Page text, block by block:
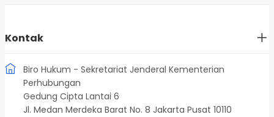
Kontak
Biro Hukum - Sekretariat Jenderal Kementerian
Perhubungan
Gedung Cipta Lantai 6
Jl. Medan Merdeka Barat No. 8 Jakarta Pusat 10110